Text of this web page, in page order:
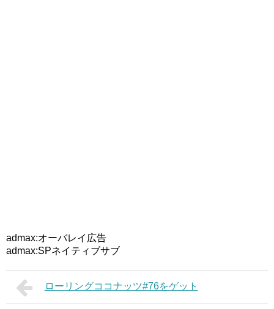
admax:オーバレイ広告
admax:SPネイティブサブ
ローリングココナッツ#76をゲット